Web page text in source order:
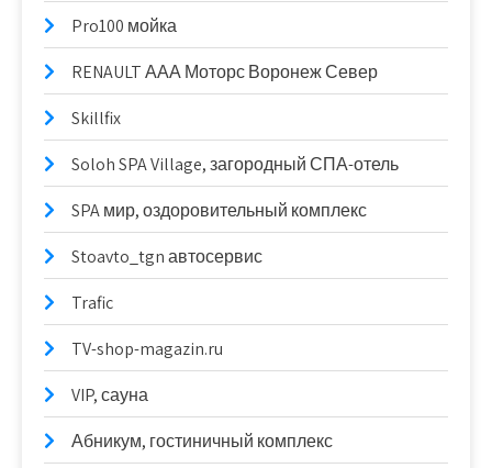
Pro100 мойка
RENAULT ААА Моторс Воронеж Север
Skillfix
Soloh SPA Village, загородный СПА-отель
SPA мир, оздоровительный комплекс
Stoavto_tgn автосервис
Trafic
TV-shop-magazin.ru
VIP, сауна
Абникум, гостиничный комплекс